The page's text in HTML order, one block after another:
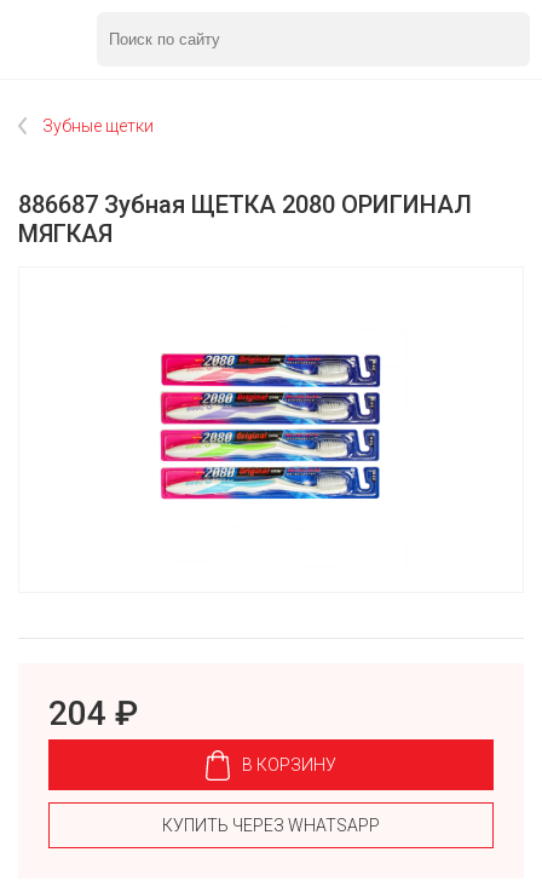
Зубные щетки
886687 Зубная ЩЕТКА 2080 ОРИГИНАЛ
МЯГКАЯ
204 ₽
В КОРЗИНУ
КУПИТЬ ЧЕРЕЗ WHATSAPP